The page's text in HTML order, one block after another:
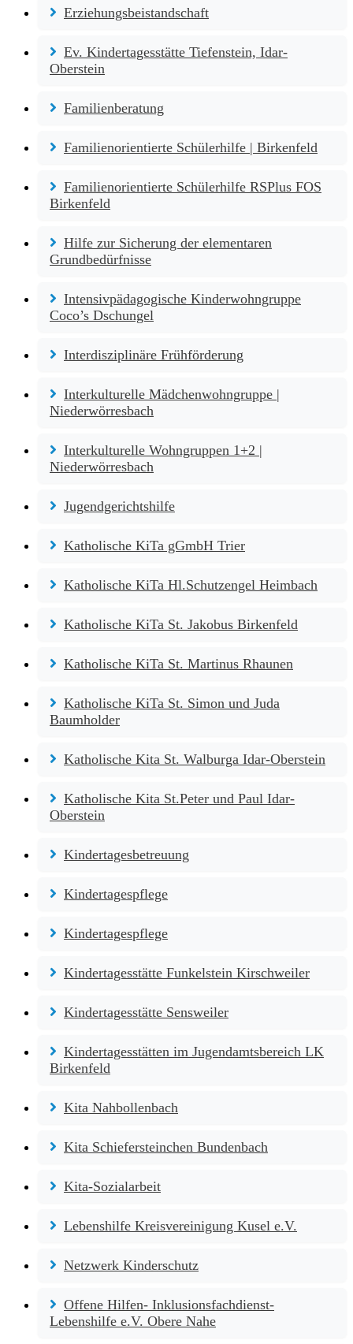
Erziehungsbeistandschaft
Ev. Kindertagesstätte Tiefenstein, Idar-
Oberstein
Familienberatung
Familienorientierte Schülerhilfe | Birkenfeld
Familienorientierte Schülerhilfe RSPlus FOS
Birkenfeld
Hilfe zur Sicherung der elementaren
Grundbedürfnisse
Intensivpädagogische Kinderwohngruppe
Coco’s Dschungel
Interdisziplinäre Frühförderung
Interkulturelle Mädchenwohngruppe |
Niederwörresbach
Interkulturelle Wohngruppen 1+2 |
Niederwörresbach
Jugendgerichtshilfe
Katholische KiTa gGmbH Trier
Katholische KiTa Hl.Schutzengel Heimbach
Katholische KiTa St. Jakobus Birkenfeld
Katholische KiTa St. Martinus Rhaunen
Katholische KiTa St. Simon und Juda
Baumholder
Katholische Kita St. Walburga Idar-Oberstein
Katholische Kita St.Peter und Paul Idar-
Oberstein
Kindertagesbetreuung
Kindertagespflege
Kindertagespflege
Kindertagesstätte Funkelstein Kirschweiler
Kindertagesstätte Sensweiler
Kindertagesstätten im Jugendamtsbereich LK
Birkenfeld
Kita Nahbollenbach
Kita Schiefersteinchen Bundenbach
Kita-Sozialarbeit
Lebenshilfe Kreisvereinigung Kusel e.V.
Netzwerk Kinderschutz
Offene Hilfen- Inklusionsfachdienst-
Lebenshilfe e.V. Obere Nahe